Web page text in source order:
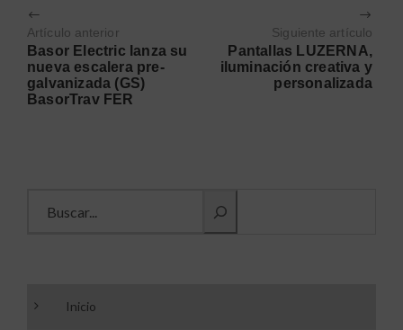
Artículo anterior
Basor Electric lanza su
nueva escalera pre-
galvanizada (GS)
BasorTrav FER
Siguiente artículo
Pantallas LUZERNA,
iluminación creativa y
personalizada
Inicio